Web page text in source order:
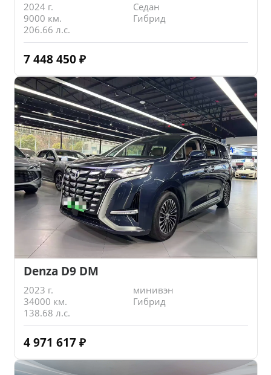
2024 г.
Седан
9000 км.
Гибрид
206.66 л.с.
7 448 450 ₽
Denza D9 DM
2023 г.
минивэн
34000 км.
Гибрид
138.68 л.с.
4 971 617 ₽